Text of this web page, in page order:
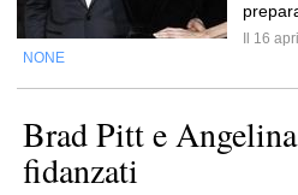
Il 16
NONE
Brad Pitt e
fidanzati